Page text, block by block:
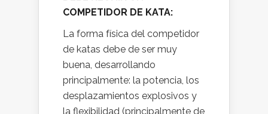
COMPETIDOR DE KATA:
La forma física del competidor
de katas debe de ser muy
buena, desarrollando
principalmente: la potencia, los
desplazamientos explosivos y
la flexibilidad (principalmente de